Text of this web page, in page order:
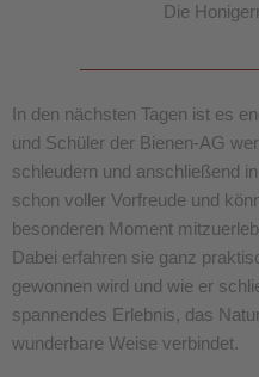
Die
In den nächsten Tagen ist es
und Schüler der Bienen-AG
schleudern und anschließend
schon voller Vorfreude und
besonderen Moment
Dabei erfahren sie ganz
gewonnen wird und wie er
spannendes Erlebnis, das
wunderbare Weise verbindet.